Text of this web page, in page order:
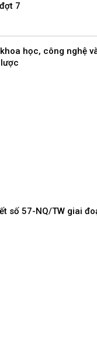
7
học, công nghệ
số 57-NQ/TW giai